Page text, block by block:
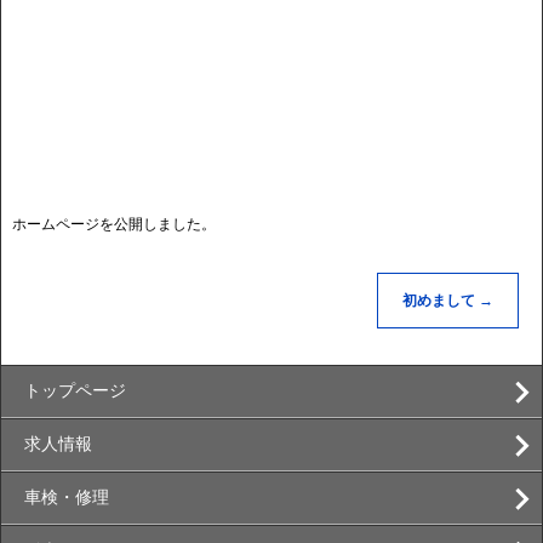
ホームページを公開しました。
初めまして →
トップページ
求人情報
車検・修理